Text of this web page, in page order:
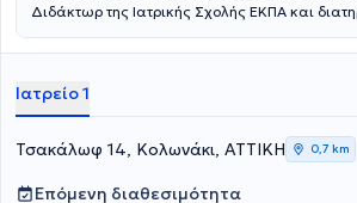
Διδάκτωρ της Ιατρικής Σχολής ΕΚΠΑ και
απόφοιτος της Ιατρικής Σχολής του Εθνικού
Πανεπιστημιακή Κλινική του Γενικού
Κυριακού''. Απέκτησε τη διδακτορική της
2025, για την οποία έλαβε υποτροφία και
Ελληνική Διαβητολογική Εταιρεία. Έχει
επειγόντων παιδιατρικών περιστατικών
Ιατρείο 1
Τσακάλωφ 14, Κολωνάκι, ΑΤΤΙΚΗ 0,7 km
Επόμενη διαθεσιμότητα